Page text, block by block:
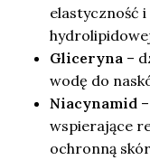
elastyczność
Gliceryna –
wodę do
Niacynamid
wspierające
ochronną